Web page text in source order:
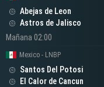
Abejas de Leon
Astros de Jalisco
Mañana 02:00
Mexico - LNBP
Santos Del Potosi
El Calor de Cancun